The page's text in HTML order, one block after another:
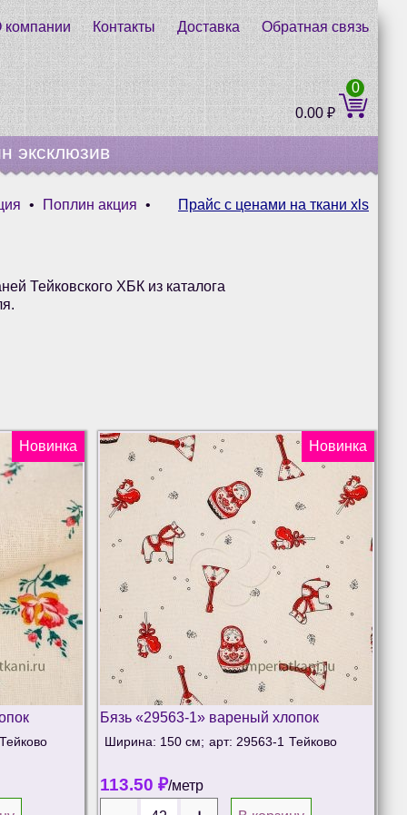
компании Контакты Доставка Обратная связь
0.00₽
0
эксклюзив
• Поплин акция • Прайс с ценами на ткани xls
Тейковского ХБК из каталога
Новинка
Тейково
Новинка
Бязь «29563-1» вареный хлопок
Ширина: 150 см; арт: 29563-1 Тейково
113.50 ₽/метр